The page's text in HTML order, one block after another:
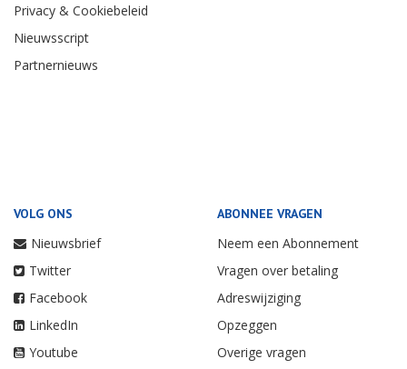
Privacy & Cookiebeleid
Nieuwsscript
Partnernieuws
VOLG ONS
Nieuwsbrief
Twitter
Facebook
LinkedIn
Youtube
ABONNEE VRAGEN
Neem een Abonnement
Vragen over betaling
Adreswijziging
Opzeggen
Overige vragen